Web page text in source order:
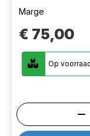
Marge
€ 75,00
Op